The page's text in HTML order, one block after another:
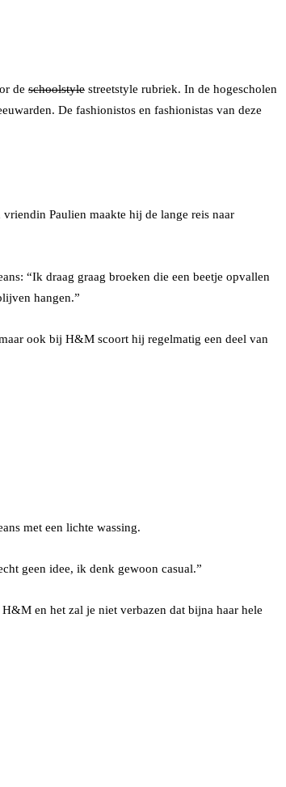
de schoolstyle streetstyle rubriek. In de hogescholen
De fashionistos en fashionistas van deze
Paulien maakte hij de lange reis naar
“Ik draag graag broeken die een beetje opvallen
hangen.”
ook bij H&M scoort hij regelmatig een deel van
met een lichte wassing.
geen idee, ik denk gewoon casual.”
en het zal je niet verbazen dat bijna haar hele